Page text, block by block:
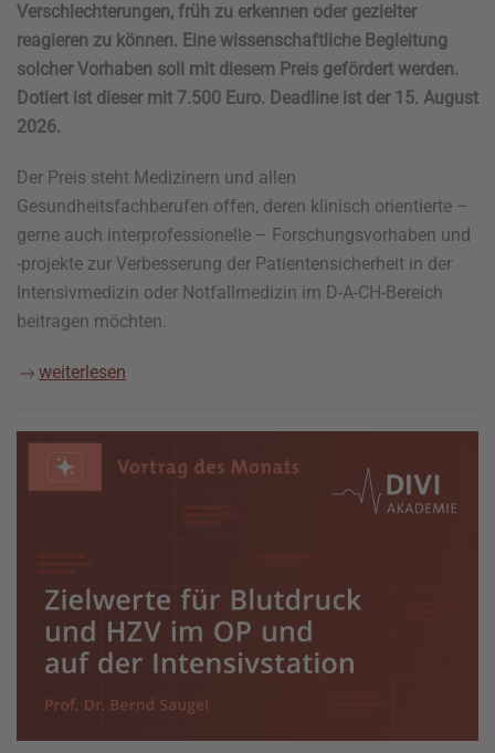
Verschlechterungen, früh zu erkennen oder gezielter
reagieren zu können. Eine wissenschaftliche Begleitung
solcher Vorhaben soll mit diesem Preis gefördert werden.
Dotiert ist dieser mit 7.500 Euro. Deadline ist der 15. August
2026.
Der Preis steht Medizinern und allen
Gesundheitsfachberufen offen, deren klinisch orientierte –
gerne auch interprofessionelle – Forschungsvorhaben und
-projekte zur Verbesserung der Patientensicherheit in der
Intensivmedizin oder Notfallmedizin im D-A-CH-Bereich
beitragen möchten.
weiterlesen